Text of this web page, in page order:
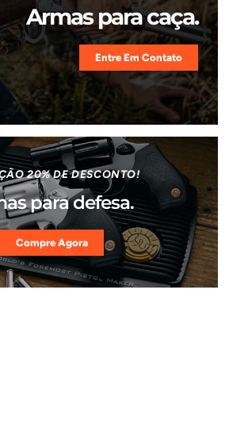
Armas para caça.
Entre Em Contato
20% DE DESCONTO!
para defesa.
Compre Agora